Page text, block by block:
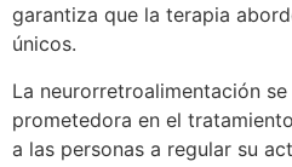
garantiza que la terapia
únicos.
La neurorretroalimentación
prometedora en el
a las personas a regular su